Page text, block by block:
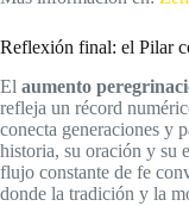
Reflexión final: el Pilar
El aumento
refleja un récord
conecta generaciones y
historia, su oración y su
flujo constante de fe
donde la tradición y la